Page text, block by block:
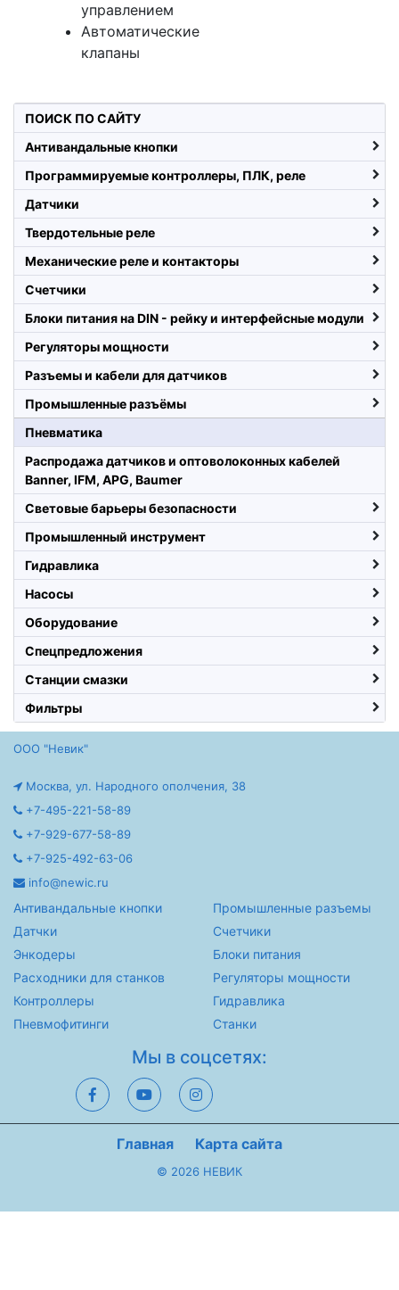
управлением
Автоматические
клапаны
ПОИСК ПО САЙТУ
Антивандальные кнопки
Программируемые контроллеры, ПЛК, реле
Датчики
Твердотельные реле
Механические реле и контакторы
Счетчики
Блоки питания на DIN - рейку и интерфейсные модули
Регуляторы мощности
Разъемы и кабели для датчиков
Промышленные разъёмы
Пневматика
Распродажа датчиков и оптоволоконных кабелей
Banner, IFM, APG, Baumer
Световые барьеры безопасности
Промышленный инструмент
Гидравлика
Насосы
Оборудование
Спецпредложения
Станции смазки
Фильтры
ООО "Невик"
Москва, ул. Народного ополчения, 38
+7-495-221-58-89
+7-929-677-58-89
+7-925-492-63-06
info@newic.ru
Антивандальные кнопки
Датчки
Энкодеры
Расходники для станков
Контроллеры
Пневмофитинги
Промышленные разъемы
Счетчики
Блоки питания
Регуляторы мощности
Гидравлика
Станки
Мы в соцсетях:
Главная Карта сайта
© 2026 НЕВИК